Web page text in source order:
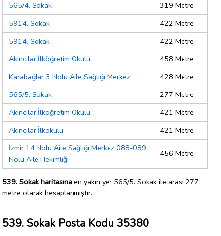
565/4. Sokak
319 Metre
5914. Sokak
422 Metre
5914. Sokak
422 Metre
Akıncılar İlköğretim Okulu
458 Metre
Karabağlar 3 Nolu Aile Sağlığı Merkez
428 Metre
565/5. Sokak
277 Metre
Akıncılar İlköğretim Okulu
421 Metre
Akıncılar İlkokulu
421 Metre
İzmir 14 Nolu Aile Sağlığı Merkez 088-089
Nolu Aile Hekimliği
456 Metre
539. Sokak haritasına en yakın yer 565/5. Sokak ile arası 277
metre olarak hesaplanmıştır.
539. Sokak Posta Kodu 35380